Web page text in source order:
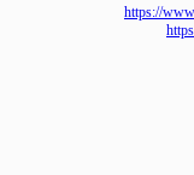
https://